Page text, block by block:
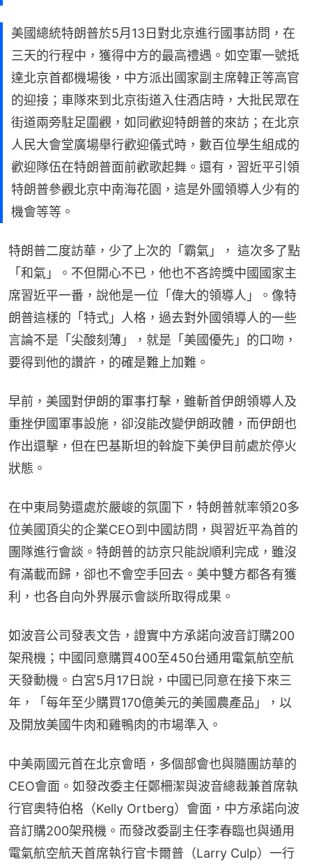
美國總統特朗普於5月13日對北京進行國事訪問，在
三天的行程中，獲得中方的最高禮遇。如空軍一號抵
達北京首都機場後，中方派出國家副主席韓正等高官
的迎接；車隊來到北京街道入住酒店時，大批民眾在
街道兩旁駐足圍觀，如同歡迎特朗普的來訪；在北京
人民大會堂廣場舉行歡迎儀式時，數百位學生組成的
歡迎隊伍在特朗普面前歡歌起舞。還有，習近平引領
特朗普參觀北京中南海花園，這是外國領導人少有的
機會等等。
特朗普二度訪華，少了上次的「霸氣」， 這次多了點
「和氣」。不但開心不已，他也不吝誇獎中國國家主
席習近平一番，說他是一位「偉大的領導人」。像特
朗普這樣的「特式」人格，過去對外國領導人的一些
言論不是「尖酸刻薄」，就是「美國優先」的口吻，
要得到他的讚許，的確是難上加難。
早前，美國對伊朗的軍事打擊，雖斬首伊朗領導人及
重挫伊國軍事設施，卻沒能改變伊朗政體，而伊朗也
作出還擊，但在巴基斯坦的斡旋下美伊目前處於停火
狀態。
在中東局勢還處於嚴峻的氛圍下，特朗普就率領20多
位美國頂尖的企業CEO到中國訪問，與習近平為首的
團隊進行會談。特朗普的訪京只能說順利完成，雖沒
有滿載而歸，卻也不會空手回去。美中雙方都各有獲
利，也各自向外界展示會談所取得成果。
如波音公司發表文告，證實中方承諾向波音訂購200
架飛機；中國同意購買400至450台通用電氣航空航
天發動機。白宮5月17日說，中國已同意在接下來三
年，「每年至少購買170億美元的美國農產品」，以
及開放美國牛肉和雞鴨肉的市場準入。
中美兩國元首在北京會晤，多個部會也與隨團訪華的
CEO會面。如發改委主任鄭柵潔與波音總裁兼首席執
行官奧特伯格（Kelly Ortberg）會面，中方承諾向波
音訂購200架飛機。而發改委副主任李春臨也與通用
電氣航空航天首席執行官卡爾普（Larry Culp）一行